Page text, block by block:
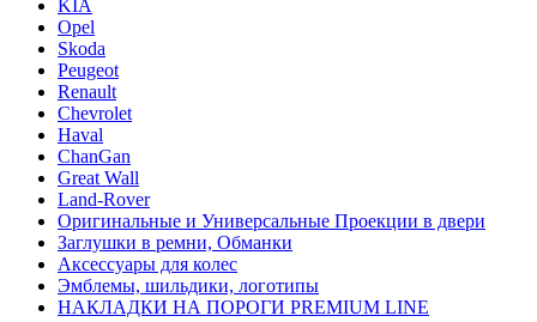
KIA
Opel
Skoda
Peugeot
Renault
Chevrolet
Haval
ChanGan
Great Wall
Land-Rover
Оригинальные и Универсальные Проекции в двери
Заглушки в ремни, Обманки
Аксессуары для колес
Эмблемы, шильдики, логотипы
НАКЛАДКИ НА ПОРОГИ PREMIUM LINE